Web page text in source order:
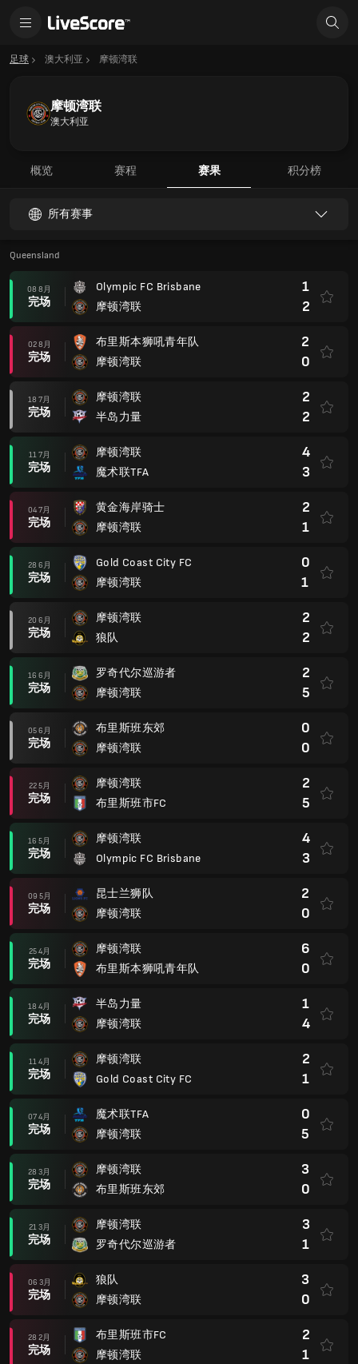
足球 澳大利亚 摩顿湾联
摩顿湾联
澳大利亚
概览 赛程 赛果 积分榜
所有赛事
Queensland
08 8月
完场
Olympic FC Brisbane
摩顿湾联
1
2
02 8月
完场
布里斯本狮吼青年队
摩顿湾联
2
0
18 7月
完场
摩顿湾联
半岛力量
2
2
11 7月
完场
摩顿湾联
魔术联TFA
4
3
04 7月
完场
黄金海岸骑士
摩顿湾联
2
1
28 6月
完场
Gold Coast City FC
摩顿湾联
0
1
20 6月
完场
摩顿湾联
狼队
2
2
16 6月
完场
罗奇代尔巡游者
摩顿湾联
2
5
05 6月
完场
布里斯班东郊
摩顿湾联
0
0
22 5月
完场
摩顿湾联
布里斯班市FC
2
5
16 5月
完场
摩顿湾联
Olympic FC Brisbane
4
3
09 5月
完场
昆士兰狮队
摩顿湾联
2
0
25 4月
完场
摩顿湾联
布里斯本狮吼青年队
6
0
18 4月
完场
半岛力量
摩顿湾联
1
4
11 4月
完场
摩顿湾联
Gold Coast City FC
2
1
07 4月
完场
魔术联TFA
摩顿湾联
0
5
28 3月
完场
摩顿湾联
布里斯班东郊
3
0
21 3月
完场
摩顿湾联
罗奇代尔巡游者
3
1
06 3月
完场
狼队
摩顿湾联
3
0
28 2月
完场
布里斯班市FC
摩顿湾联
2
1